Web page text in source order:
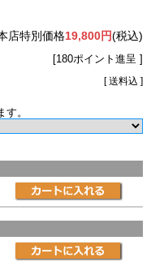
店特別価格19,800円(税込)
[180ポイント進呈 ]
[ 送料込 ]
。